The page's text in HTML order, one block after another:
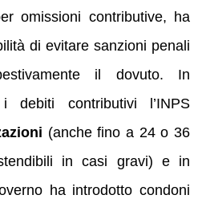
omissioni contributive, ha
di evitare sanzioni penali
il dovuto. In
debiti contributivi l’INPS
(anche fino a 24 o 36
in casi gravi) e in
ha introdotto condoni